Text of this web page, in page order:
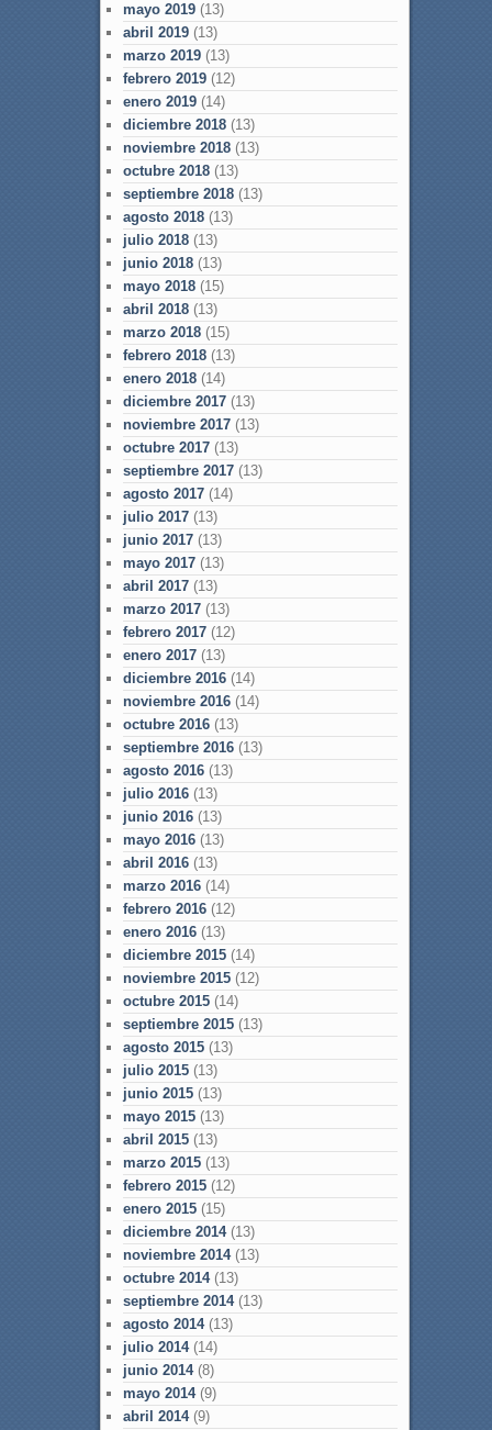
mayo 2019(13)
abril 2019(13)
marzo 2019(13)
febrero 2019(12)
enero 2019(14)
diciembre 2018(13)
noviembre 2018(13)
octubre 2018(13)
septiembre 2018(13)
agosto 2018(13)
julio 2018(13)
junio 2018(13)
mayo 2018(15)
abril 2018(13)
marzo 2018(15)
febrero 2018(13)
enero 2018(14)
diciembre 2017(13)
noviembre 2017(13)
octubre 2017(13)
septiembre 2017(13)
agosto 2017(14)
julio 2017(13)
junio 2017(13)
mayo 2017(13)
abril 2017(13)
marzo 2017(13)
febrero 2017(12)
enero 2017(13)
diciembre 2016(14)
noviembre 2016(14)
octubre 2016(13)
septiembre 2016(13)
agosto 2016(13)
julio 2016(13)
junio 2016(13)
mayo 2016(13)
abril 2016(13)
marzo 2016(14)
febrero 2016(12)
enero 2016(13)
diciembre 2015(14)
noviembre 2015(12)
octubre 2015(14)
septiembre 2015(13)
agosto 2015(13)
julio 2015(13)
junio 2015(13)
mayo 2015(13)
abril 2015(13)
marzo 2015(13)
febrero 2015(12)
enero 2015(15)
diciembre 2014(13)
noviembre 2014(13)
octubre 2014(13)
septiembre 2014(13)
agosto 2014(13)
julio 2014(14)
junio 2014(8)
mayo 2014(9)
abril 2014(9)